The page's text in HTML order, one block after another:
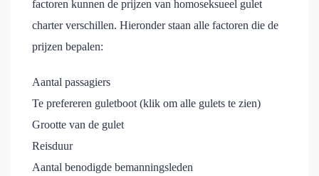
factoren kunnen de prijzen van homoseksueel gulet
charter verschillen. Hieronder staan alle factoren die de
prijzen bepalen:
Aantal passagiers
Te prefereren guletboot (klik om alle gulets te zien)
Grootte van de gulet
Reisduur
Aantal benodigde bemanningsleden